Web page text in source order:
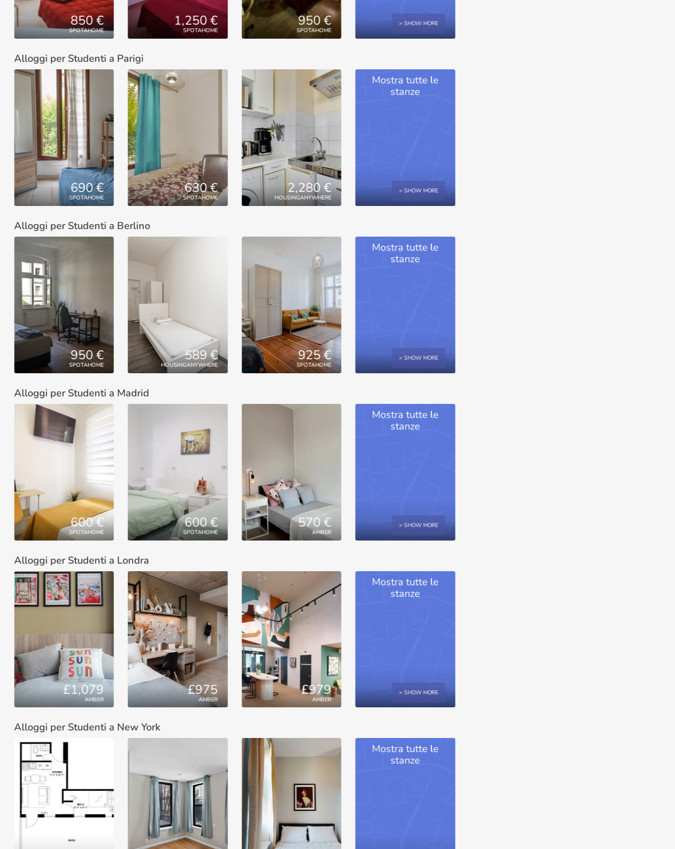
850 €
SPOTAHOME
1,250 €
SPOTAHOME
950 €
SPOTAHOME
> SHOW MORE
Alloggi per Studenti a Parigi
690 €
SPOTAHOME
630 €
SPOTAHOME
2,280 €
HOUSINGANYWHERE
Mostra tutte le
stanze
> SHOW MORE
Alloggi per Studenti a Berlino
950 €
SPOTAHOME
589 €
HOUSINGANYWHERE
925 €
SPOTAHOME
Mostra tutte le
stanze
> SHOW MORE
Alloggi per Studenti a Madrid
600 €
SPOTAHOME
600 €
SPOTAHOME
570 €
AMBER
Mostra tutte le
stanze
> SHOW MORE
Alloggi per Studenti a Londra
£1,079
AMBER
£975
AMBER
£979
AMBER
Mostra tutte le
stanze
> SHOW MORE
Alloggi per Studenti a New York
Mostra tutte le
stanze